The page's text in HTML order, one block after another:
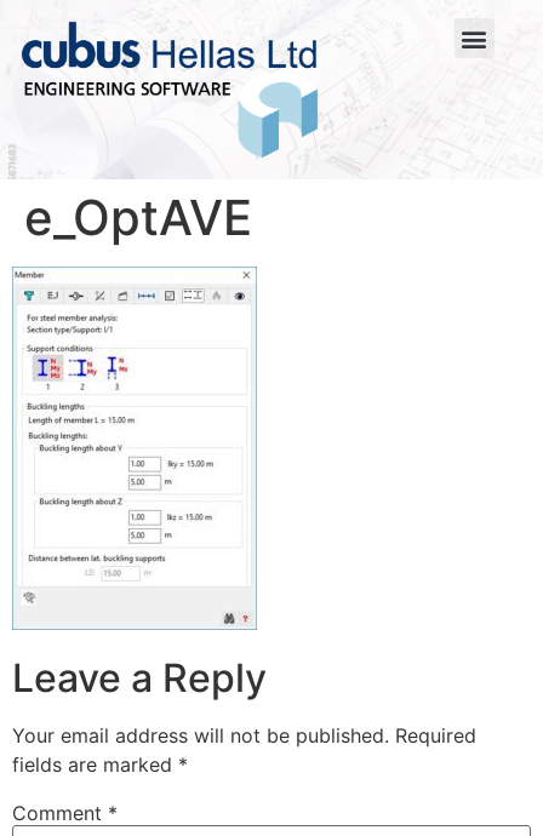
e_OptAVE
Leave a Reply
Your email address will not be published. Required
fields are marked *
Comment *